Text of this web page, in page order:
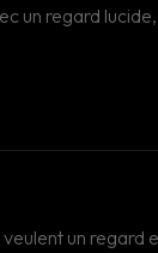
regard
un regard